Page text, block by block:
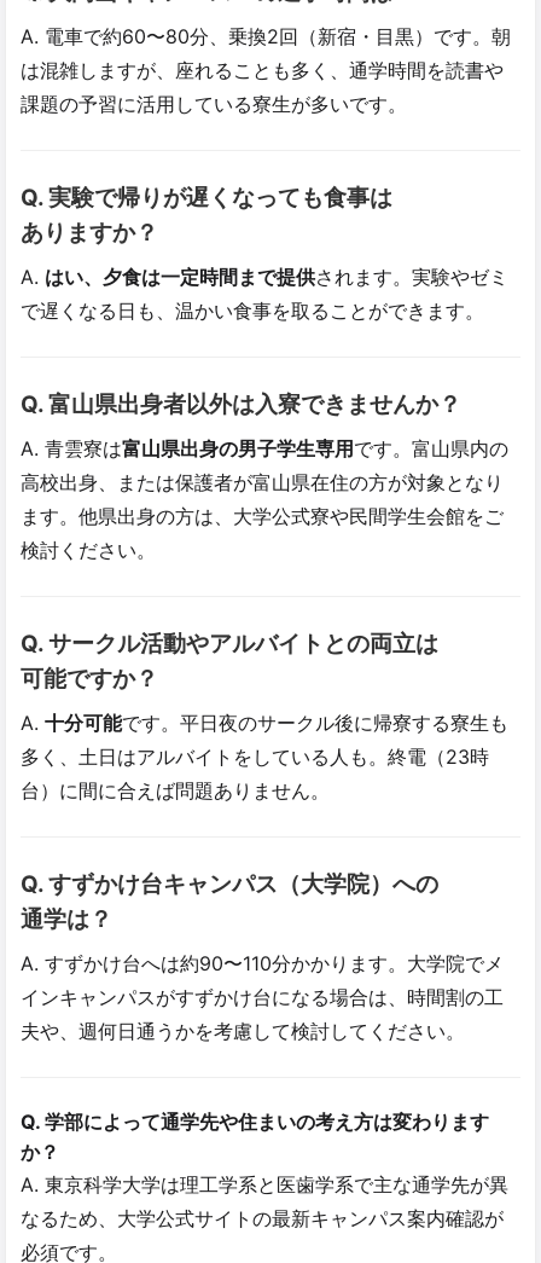
A. 電車で約60〜80分、乗換2回（新宿・目黒）です。朝
は混雑しますが、座れることも多く、通学時間を読書や
課題の予習に活用している寮生が多いです。
Q. 実験で​帰りが​遅くなっても​食事は​
ありますか？
A. はい、夕食は一定時間まで提供されます。実験やゼミ
で遅くなる日も、温かい食事を取ることができます。
Q. 富山県出身者以外は​入寮できませんか？
A. 青雲寮は富山県出身の男子学生専用 です。富山県内の
高校出身、または保護者が富山県在住の方が対象となり
ます。他県出身の方は、大学公式寮や民間学生会館をご
検討ください。
Q. サークル活動や​アルバイトとの​両立は​
可能ですか？
A. 十分可能です。平日夜のサークル後に帰寮する寮生も
多く、土日はアルバイトをしている人も。終電（23時
台）に間に合えば問題ありません。
Q. すず​かけ台キャンパス​（大学院）​への​
通学は？
A. すずかけ台へは約90〜110分かかります。大学院でメ
インキャンパスがすずかけ台になる場合は、時間割の工
夫や、週何日通うかを考慮して検討してください。
Q. 学部によって通学先や住まいの考え方は変わります
か？
A. 東京科学大学は理工学系と医歯学系で主な通学先が異
なるため、大学公式サイトの最新キャンパス案内確認が
必須です。